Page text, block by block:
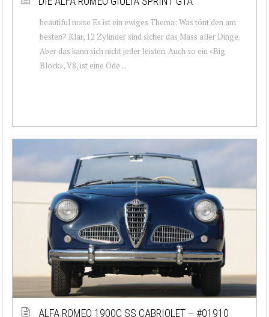
beautiful noise Es ist ein ewiges Thema: Was tönt den am
besten? Klar, 12 Zylinder sind sicher das Mass aller Dinge.
Aber das kann sich nicht jeder leisten. Auch so ein «Big
Block», V8, ist eine Ode ...
ALFA ROMEO 1900C SS CABRIOLET – #01910